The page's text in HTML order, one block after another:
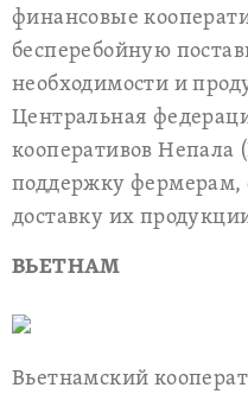
финансовые
бесперебойную
необходимости и
Центральная
кооперативов Непала
поддержку фермерам,
доставку их
ВЬЕТНАМ
Вьетнамский